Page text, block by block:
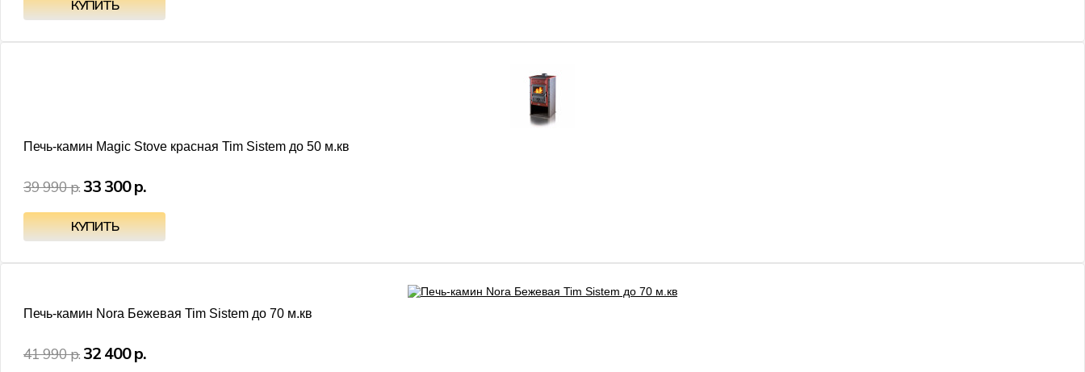
Печь-камин Magic Stove красная Tim Sistem до 50 м.кв
39 990 р. 33 300 р.
Печь-камин Nora Бежевая Tim Sistem до 70 м.кв
41 990 р. 32 400 р.